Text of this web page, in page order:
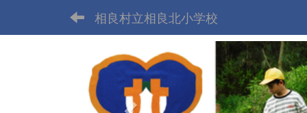
相良村立相良北小学校
p
r
e
v